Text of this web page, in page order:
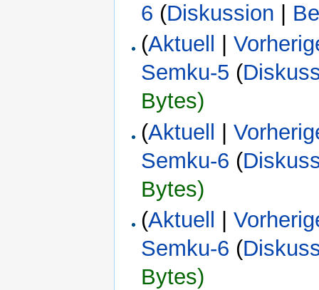
6 (Diskussion
(Aktuell |
Semku-5 (
Bytes)
(Aktuell |
Semku-6 (
Bytes)
(Aktuell |
Semku-6 (
Bytes)